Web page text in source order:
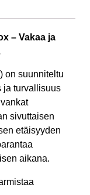
– Vakaa ja
on suunniteltu
ja turvallisuus
sivuttaisen
etäisyyden
aikana.